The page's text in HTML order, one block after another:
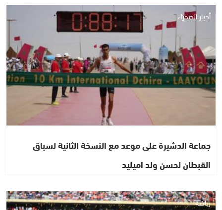
أخبار الصحراء
جماعة الدشيرة على موعد مع النسخة الثانية لسباق
القبطان لحسن ولد اميليد
رياضة